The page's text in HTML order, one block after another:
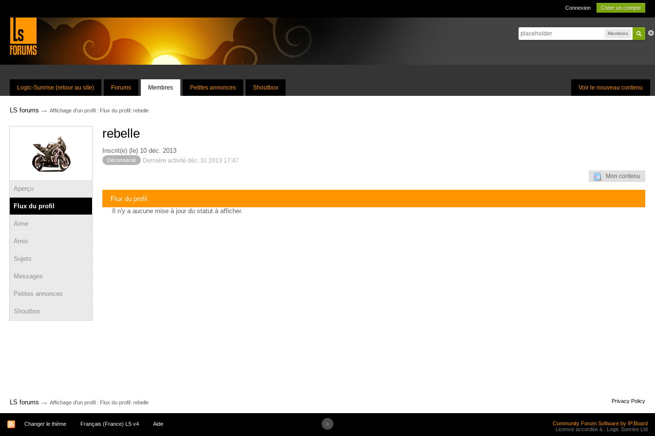
Connexion Créer un compte
Membres
Voir le nouveau contenu
Logic-Sunrise (retour au site) Forums Membres Petites annonces Shoutbox
LS forums → Affichage d'un profil : Flux du profil: rebelle
Aperçu
Flux du profil
Aime
Amis
Sujets
Messages
Petites annonces
Shoutbox
rebelle
Inscrit(e) (le) 10 déc. 2013
Déconnecté Dernière activité déc. 31 2013 17:47
Mon contenu
Flux du profil
Il n'y a aucune mise à jour du statut à afficher.
LS forums → Affichage d'un profil : Flux du profil: rebelle Privacy Policy
Changer le thème Français (France) LS v4 Aide
Community Forum Software by IP.Board
Licence accordée à : Logic Sunrise Ltd